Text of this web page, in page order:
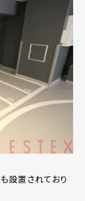
設置されており